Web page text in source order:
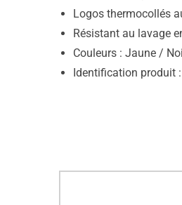
Logos thermocollés
Résistant au lavage
Couleurs : Jaune /
Identification produit